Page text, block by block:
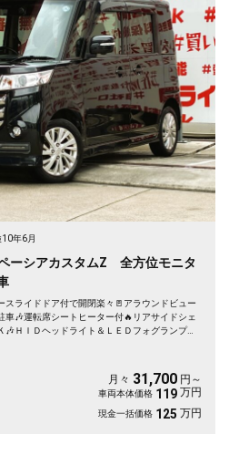
10年6月
ーシアカスタムZ 全方位モニタ
スライドドア付で開閉楽々🚪アラウンドビュー
車🎶運転席シートヒーター付🔥リアサイドシェ
ＨＩＤヘッドライト＆ＬＥＤフォグランプで
ＪＣ０８モード燃費３０.６ｋｍ/Ｌの超低燃
月々 31,700 円～
車両本体価格 119 万円
現金一括価格 125 万円